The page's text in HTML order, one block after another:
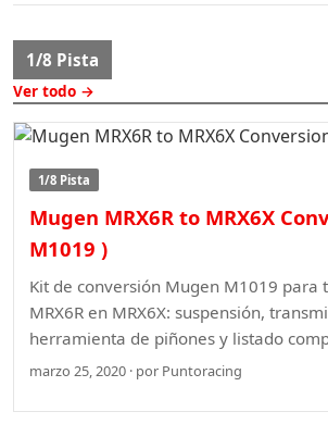
1/8 Pista
Ver todo →
1/8 Pista
Mugen MRX6R to MRX6X
M1019 )
Kit de conversión Mugen M1019 para
MRX6R en MRX6X: suspensión,
herramienta de piñones y listado
marzo 25, 2020 · por Puntoracing